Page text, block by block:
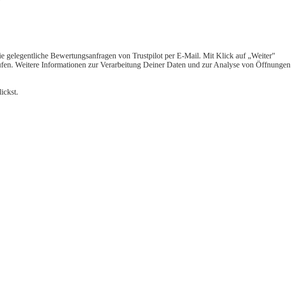
gelegentliche Bewertungsanfragen von Trustpilot per E-Mail. Mit Klick auf „Weiter"
Weitere Informationen zur Verarbeitung Deiner Daten und zur Analyse von Öffnungen